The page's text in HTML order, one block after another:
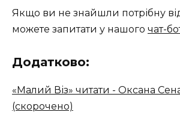
Якщо ви не знайшли потрібну
можете запитати у нашого чат-
Додатково:
«Малий Віз» читати - Оксана
(скорочено)